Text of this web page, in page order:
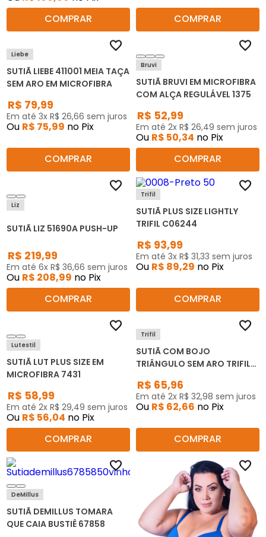
COMPRAR
COMPRAR
Liebe
SUTIÃ LIEBE 411001 MEIA TAÇA
SEM ARO EM MICROFIBRA
R$ 79,99
Em até 3x R$ 26,66 sem juros
Ou R$ 75,99 no Pix
COMPRAR
Bruvi
SUTIÃ BRUVI EM MICROFIBRA
COM ALÇA REGULÁVEL 1375
R$ 52,99
Em até 2x R$ 26,49 sem juros
Ou R$ 50,34 no Pix
COMPRAR
Liz
SUTIÃ LIZ 51690A PUSH-UP
R$ 219,99
Em até 6x R$ 36,66 sem juros
Ou R$ 208,99 no Pix
COMPRAR
Trifil
SUTIÃ PLUS SIZE LIGHTLY
TRIFIL C06244
R$ 93,99
Em até 3x R$ 31,33 sem juros
Ou R$ 89,29 no Pix
COMPRAR
Lutestil
SUTIÃ LUT PLUS SIZE EM
MICROFIBRA 7431
R$ 58,99
Em até 2x R$ 29,49 sem juros
Ou R$ 56,04 no Pix
COMPRAR
Trifil
SUTIÃ COM BOJO
TRIÂNGULO SEM ARO TRIFIL
R$ 65,96
Em até 2x R$ 32,98 sem juros
Ou R$ 62,66 no Pix
COMPRAR
DeMillus
SUTIÃ DEMILLUS TOMARA
QUE CAIA BUSTIÊ 67858